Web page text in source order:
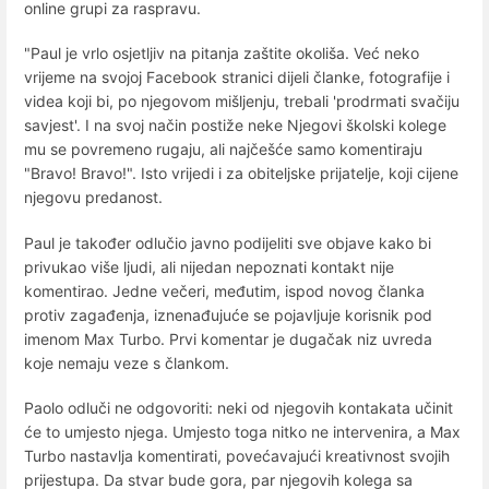
online grupi za raspravu.
"Paul je vrlo osjetljiv na pitanja zaštite okoliša. Već neko
vrijeme na svojoj Facebook stranici dijeli članke, fotografije i
videa koji bi, po njegovom mišljenju, trebali 'prodrmati svačiju
savjest'. I na svoj način postiže neke Njegovi školski kolege
mu se povremeno rugaju, ali najčešće samo komentiraju
"Bravo! Bravo!". Isto vrijedi i za obiteljske prijatelje, koji cijene
njegovu predanost.
Paul je također odlučio javno podijeliti sve objave kako bi
privukao više ljudi, ali nijedan nepoznati kontakt nije
komentirao. Jedne večeri, međutim, ispod novog članka
protiv zagađenja, iznenađujuće se pojavljuje korisnik pod
imenom Max Turbo. Prvi komentar je dugačak niz uvreda
koje nemaju veze s člankom.
Paolo odluči ne odgovoriti: neki od njegovih kontakata učinit
će to umjesto njega. Umjesto toga nitko ne intervenira, a Max
Turbo nastavlja komentirati, povećavajući kreativnost svojih
prijestupa. Da stvar bude gora, par njegovih kolega sa